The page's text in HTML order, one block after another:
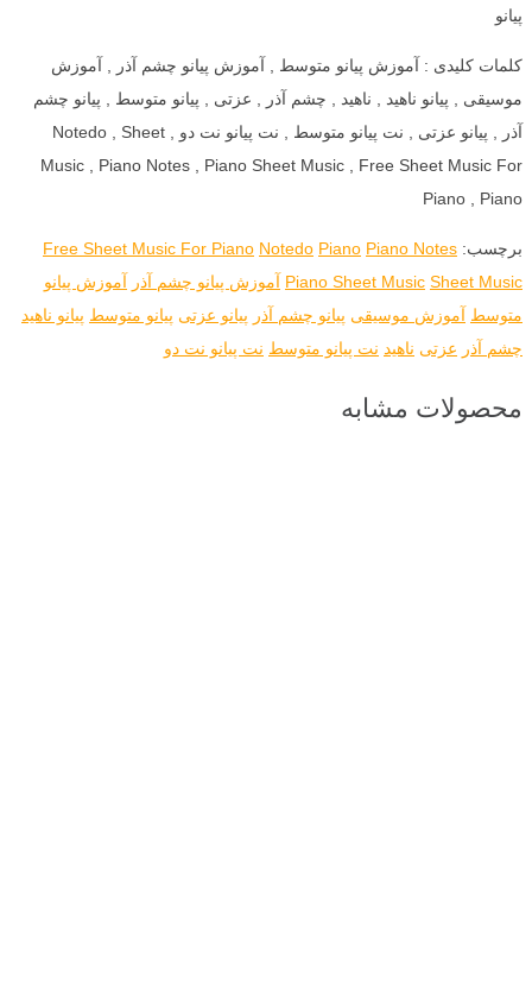
پیانو
کلمات کلیدی : آموزش پیانو متوسط , آموزش پیانو چشم آذر , آموزش
موسیقی , پیانو ناهید , ناهید , چشم آذر , عزتی , پیانو متوسط , پیانو چشم
آذر , پیانو عزتی , نت پیانو متوسط , نت پیانو نت دو , Notedo , Sheet
Music , Piano Notes , Piano Sheet Music , Free Sheet Music For
Piano , Piano
برچسب: Free Sheet Music For Piano Notedo Piano Piano Notes
Piano Sheet Music Sheet Music آموزش پیانو چشم آذر آموزش پیانو
متوسط آموزش موسیقی پیانو چشم آذر پیانو عزتی پیانو متوسط پیانو ناهید
چشم آذر عزتی ناهید نت پیانو متوسط نت پیانو نت دو
محصولات مشابه